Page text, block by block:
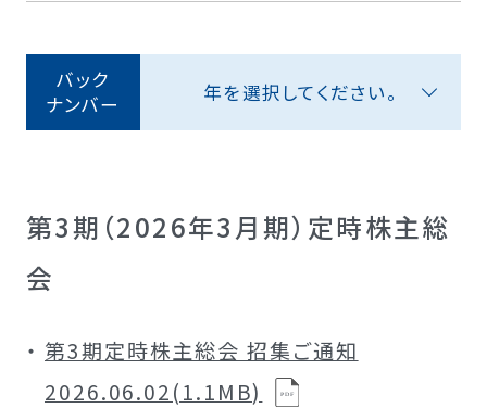
バック
ナンバー
年を選択してください。
第3期（2026年3月期）定時株主総
会
第3期定時株主総会 招集ご通知
2026.06.02(1.1MB)